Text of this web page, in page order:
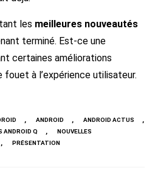
les meilleures nouveautés
terminé. Est-ce une
certaines améliorations
fouet à l’expérience utilisateur.
, ANDROID , ANDROID ACTUS ,
ANDROID Q ,
NOUVELLES
, PRÉSENTATION